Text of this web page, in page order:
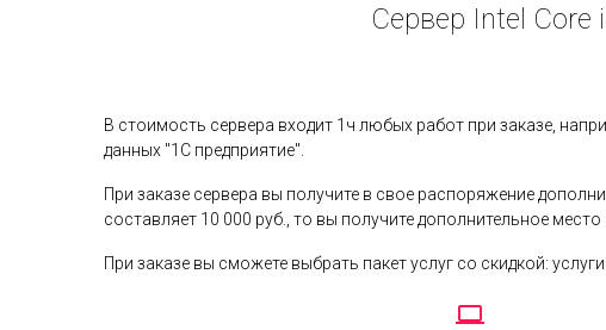
Сервер Intel Core
В стоимость сервера входит 1ч любых работ при заказе,
данных "1С предприятие".
При заказе сервера вы получите в свое распоряжение
составляет 10 000 руб., то вы получите дополнительное
При заказе вы сможете выбрать пакет услуг со скидкой:
computer